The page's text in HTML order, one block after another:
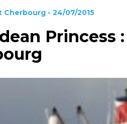
Cherbourg - 24/07/2015
Princess